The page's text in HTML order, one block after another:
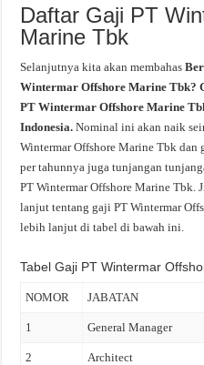
Daftar Gaji PT
Marine Tbk
Selanjutnya kita akan membahas
Wintermar Offshore Marine Tbk?
PT Wintermar Offshore Marine
Indonesia.Nominal ini akan naik
Wintermar Offshore Marine Tbk
per tahunnya juga tunjangan
PT Wintermar Offshore Marine
lanjut tentang gaji PT Wintermar
lebih lanjut di tabel di bawah ini.
Tabel Gaji PT Wintermar
NOMOR JABATAN
1 General Manager
2 Architect